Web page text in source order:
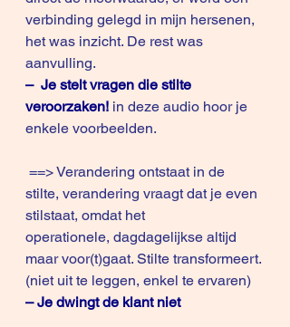
verbinding gelegd in mijn hersenen,
het was inzicht. De rest was
aanvulling.
–  Je stelt vragen die stilte
veroorzaken! in deze audio hoor je
enkele voorbeelden.
stilte, verandering vraagt dat je even
stilstaat, omdat het
operationele, dagdagelijkse altijd
maar voor(t)gaat. Stilte transformeert.
(niet uit te leggen, enkel te ervaren)
– Je dwingt de klant niet